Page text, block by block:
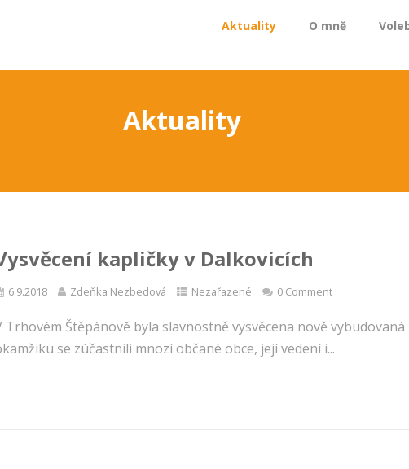
Aktuality O mně
Aktuality
kapličky v Dalkovicích
6.9.2018 Zdeňka Nezbedová Nezařazené 0 Comment
Trhovém Štěpánově byla slavnostně vysvěcena nově
se zúčastnili mnozí občané obce, její vedení i...